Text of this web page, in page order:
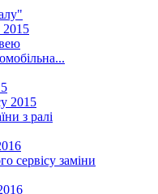
2015
з ралі
сервісу заміни